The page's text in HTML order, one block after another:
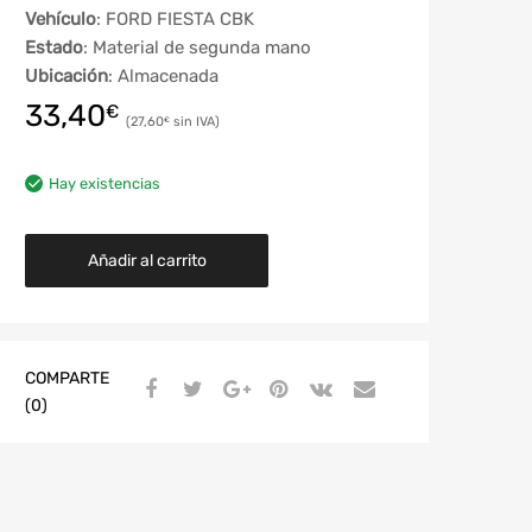
Vehículo: FORD FIESTA CBK
Estado: Material de segunda mano
Ubicación: Almacenada
33,40€ 27,60€
Hay existencias
Añadir al carrito
COMPARTE
(0)